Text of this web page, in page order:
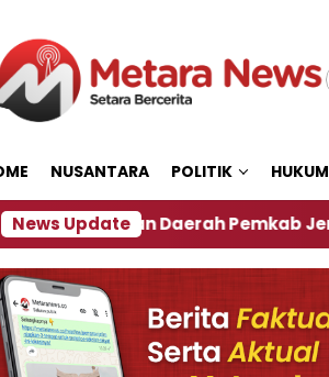
NUSANTARA POLITIK HUKUM
News UpdateDaerah Pemkab Jember, Ini